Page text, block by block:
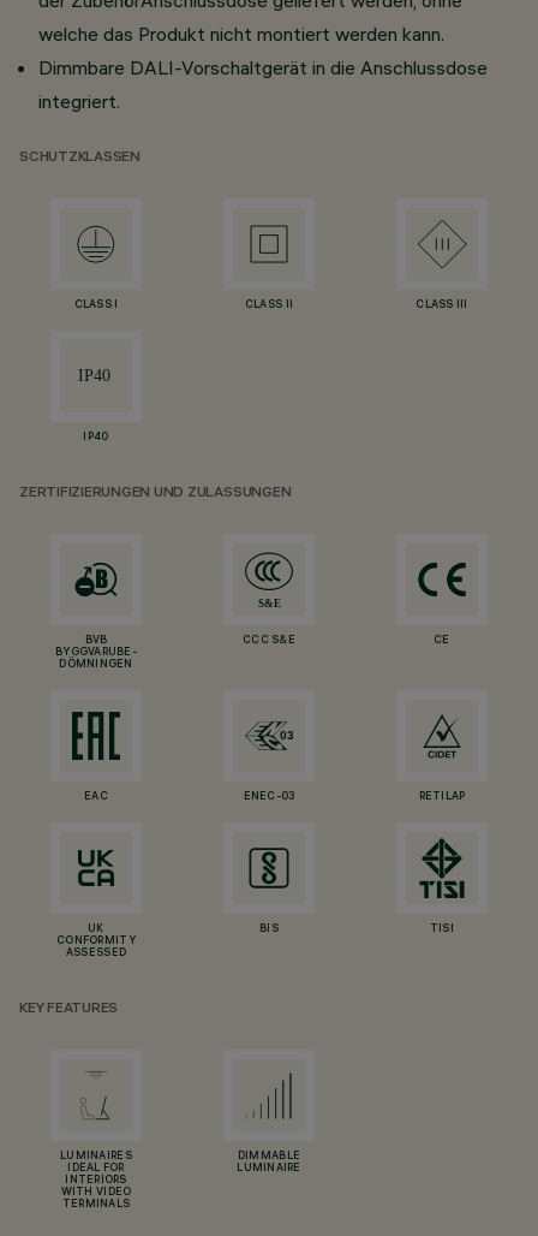
welche das Produkt nicht montiert werden kann.
Dimmbare DALI-Vorschaltgerät in die Anschlussdose
integriert.
SCHUTZKLASSEN
CLASS I CLASS II CLASS III
IP40
ZERTIFIZIERUNGEN UND ZULASSUNGEN
BVB
BYGGVARUBE-
DÖMNINGEN
CCC S&E CE
EAC ENEC-03 RETILAP
UK
CONFORMITY
ASSESSED
BIS TISI
KEY FEATURES
LUMINAIRES
IDEAL FOR
INTERIORS
WITH VIDEO
TERMINALS
DIMMABLE
LUMINAIRE